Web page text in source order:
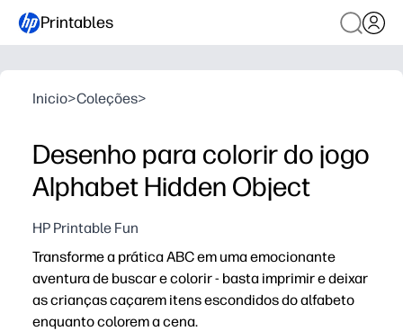
Printables
Inicio>Coleções>
Desenho para colorir do jogo
Alphabet Hidden Object
HP Printable Fun
Transforme a prática ABC em uma emocionante
aventura de buscar e colorir - basta imprimir e deixar
as crianças caçarem itens escondidos do alfabeto
enquanto colorem a cena.